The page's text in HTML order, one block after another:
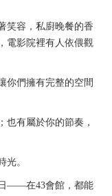
笑容，私廚晚餐的香
電影院裡有人依偎觀
你們擁有完整的空間
也有屬於你的節奏，
光。
——在43會館，都能